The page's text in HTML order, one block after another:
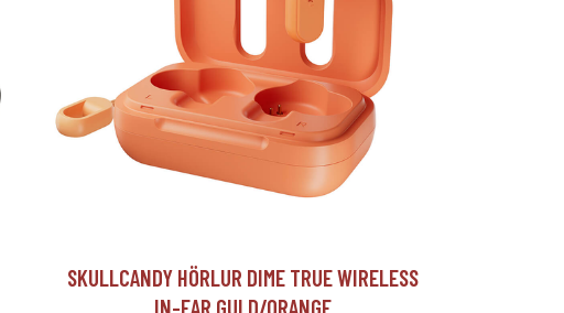
SKULLCANDY HÖRLUR DIME TRUE WIRELESS
IN-EAR GULD/ORANGE